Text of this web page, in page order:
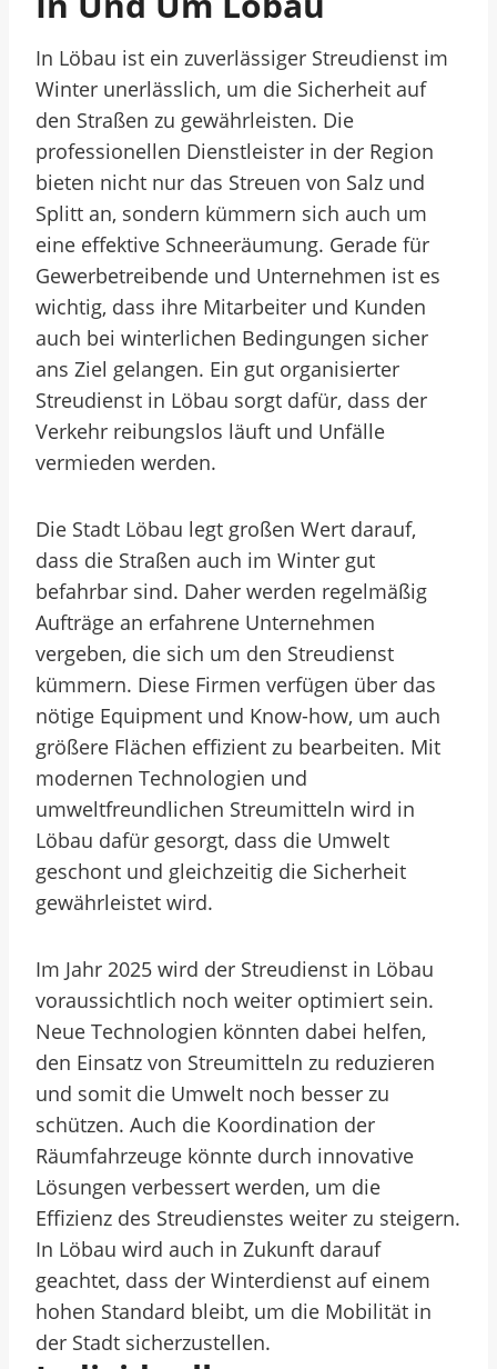
In Löbau ist ein zuverlässiger Streudienst im
Winter unerlässlich, um die Sicherheit auf
den Straßen zu gewährleisten. Die
professionellen Dienstleister in der Region
bieten nicht nur das Streuen von Salz und
Splitt an, sondern kümmern sich auch um
eine effektive Schneeräumung. Gerade für
Gewerbetreibende und Unternehmen ist es
wichtig, dass ihre Mitarbeiter und Kunden
auch bei winterlichen Bedingungen sicher
ans Ziel gelangen. Ein gut organisierter
Streudienst in Löbau sorgt dafür, dass der
Verkehr reibungslos läuft und Unfälle
vermieden werden.
Die Stadt Löbau legt großen Wert darauf,
dass die Straßen auch im Winter gut
befahrbar sind. Daher werden regelmäßig
Aufträge an erfahrene Unternehmen
vergeben, die sich um den Streudienst
kümmern. Diese Firmen verfügen über das
nötige Equipment und Know-how, um auch
größere Flächen effizient zu bearbeiten. Mit
modernen Technologien und
umweltfreundlichen Streumitteln wird in
Löbau dafür gesorgt, dass die Umwelt
geschont und gleichzeitig die Sicherheit
gewährleistet wird.
Im Jahr 2025 wird der Streudienst in Löbau
voraussichtlich noch weiter optimiert sein.
Neue Technologien könnten dabei helfen,
den Einsatz von Streumitteln zu reduzieren
und somit die Umwelt noch besser zu
schützen. Auch die Koordination der
Räumfahrzeuge könnte durch innovative
Lösungen verbessert werden, um die
Effizienz des Streudienstes weiter zu steigern.
In Löbau wird auch in Zukunft darauf
geachtet, dass der Winterdienst auf einem
hohen Standard bleibt, um die Mobilität in
der Stadt sicherzustellen.